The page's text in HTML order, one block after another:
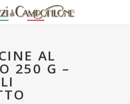
AL
250 G –